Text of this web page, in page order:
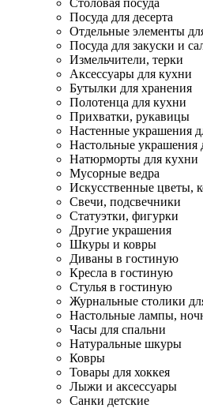
Столовая посуда
Посуда для десерта
Отдельные элементы
Посуда для закуски и
Измельчители, терки
Аксессуары для кухни
Бутылки для хранения
Полотенца для кухни
Прихватки, рукавицы
Настенные украшения
Настольные украшения
Натюрморты для кухни
Мусорные ведра
Искусственные цветы,
Свечи, подсвечники
Статуэтки, фигурки
Другие украшения
Шкуры и ковры
Диваны в гостиную
Кресла в гостиную
Стулья в гостиную
Журнальные столики
Настольные лампы,
Часы для спальни
Натуральные шкуры
Ковры
Товары для хоккея
Лыжи и аксессуары
Санки детские